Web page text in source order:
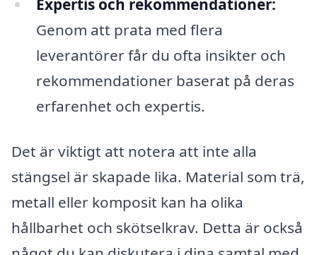
Expertis och rekommendationer:
Genom att prata med flera
leverantörer får du ofta insikter och
rekommendationer baserat på deras
erfarenhet och expertis.
Det är viktigt att notera att inte alla
stängsel är skapade lika. Material som trä,
metall eller komposit kan ha olika
hållbarhet och skötselkrav. Detta är också